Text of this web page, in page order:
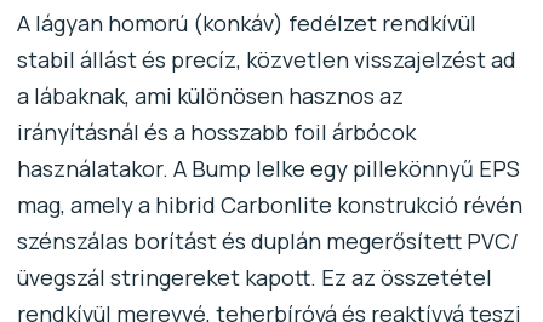
A lágyan homorú (konkáv) fedélzet rendkívül
stabil állást és precíz, közvetlen visszajelzést ad
a lábaknak, ami különösen hasznos az
irányításnál és a hosszabb foil árbócok
használatakor. A Bump lelke egy pillekönnyű EPS
mag, amely a hibrid Carbonlite konstrukció révén
szénszálas borítást és duplán megerősített PVC/
üvegszál stringereket kapott. Ez az összetétel
rendkívül merevvé, teherbíróvá és reaktívvá teszi